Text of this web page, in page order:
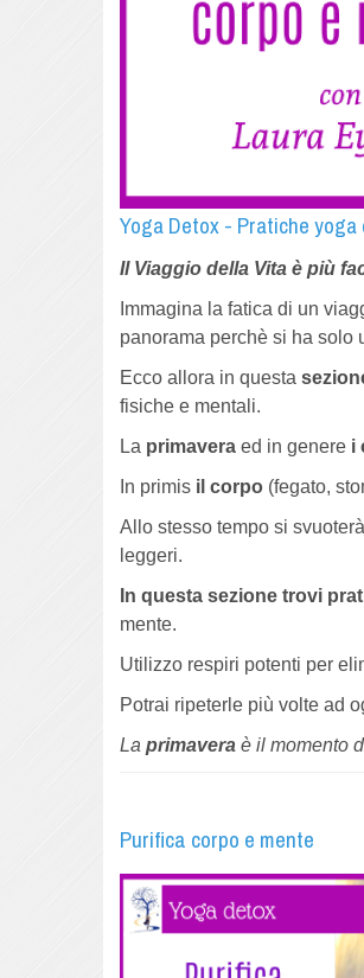
Yoga Detox - Pratiche
Il Viaggio della Vita è più
Immagina la fatica di un
panorama perchè si ha solo
Ecco allora in questa
fisiche e mentali.
La primavera ed in genere i
In primis il corpo (fegato,
Allo stesso tempo si svuoterà
leggeri.
In questa sezione trovi
mente.
Utilizzo respiri potenti per
Potrai ripeterle più volte ad
La primavera è il momento
Purifica corpo e mente